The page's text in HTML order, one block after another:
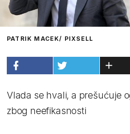
PATRIK MACEK/ PIXSELL
Vlada se hvali, a prešućuje
zbog neefikasnosti